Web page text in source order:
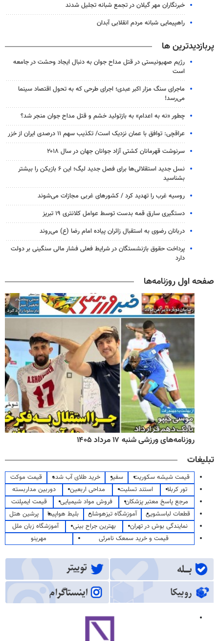
خبرنگاران مهر گیلان در تجمع شبانه تجلیل شدند
راهپیمایی شبانه مردم انقلابی آبدان
پربازدیدترین ها
رژیم صهیونیستی در قتل مداح جوان به دنبال ایجاد وحشت در جامعه
است
ماجرای سنگ مزار اکبر عبدی؛ اجرای طرحی که به تحول اقتصاد سینما
می‌رسد!
چطور «نه به اعدام» به بازتولید خشم و قتل مداح جوان منجر شد؟
عراقچی: توافق با عمان نزدیک است/ تکذیب سهم ۱۱ درصدی ایران از خزر
سرنوشت قهرمانان کشتی آزاد جوانان جهان در سال ۲۰۱۸
نسل جدید استقلالی‌ها برای فصل جدید لیگ؛ این ۶ بازیکن را بیشتر
بشناسید
روسیه غرب را تهدید کرد / کشورهای غربی مجازات می‌شوند
دستگیری سارق قمه بدست توسط عوامل کلانتری ۱۹ تبریز
دربانان رضوی به استقبال زائران پیاده امام رضا (ع) می‌روند
پرداخت حقوق بازنشستگان در شرایط فعلی فشار مالی سنگینی بر دولت
دارد
صفحه اول روزنامه‌ها
روزنامه‌های ورزشی شنبه ۱۷ مرداد ۱۴۰۵
تبلیغات
قیمت شیشه سکوریت سفیر خرید طلای آب شده
قیمت موکت
تور کربلا
استند تسلیت مداحی اربعین
دوربین مداربسته
مرجع پاسخ معتبر پزشکان
فروش مواد شیمیایی
قیمت ایمپلنت
قطعات لباسشویی
آموزشگاه تیزهوشان بلیط هواپیما
پرشین هتل
نمایندگی بوش در تهران
بهترین جراح بینی
آموزشگاه زبان ملل
قیمت و خرید سمعک نامرئی
مهرینو